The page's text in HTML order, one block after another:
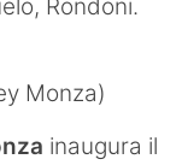
Rondoni.
Monza)
inaugura il